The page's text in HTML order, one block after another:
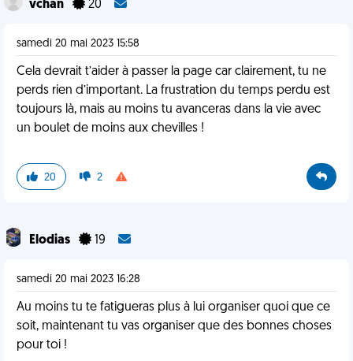
vchan 20
samedi 20 mai 2023 15:58
Cela devrait t’aider à passer la page car clairement, tu ne
perds rien d’important. La frustration du temps perdu est
toujours là, mais au moins tu avanceras dans la vie avec
un boulet de moins aux chevilles !
20 2
Elodias 19
samedi 20 mai 2023 16:28
Au moins tu te fatigueras plus à lui organiser quoi que ce
soit, maintenant tu vas organiser que des bonnes choses
pour toi !